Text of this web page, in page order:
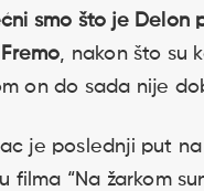
smo što je Delon
, nakon što su
on do sada nije
je poslednji put
filma “Na žarkom